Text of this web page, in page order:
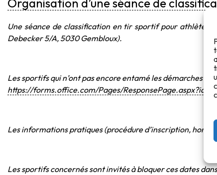
Organisation d’une séance de
Une séance de classification en tir sportif pour athlètes
Debecker 5/A, 5030 Gembloux).
Les sportifs qui n’ont pas encore entamé les démarches
https://forms.office.com/Pages/
Les informations pratiques (procédure d’inscription,
Les sportifs concernés sont invités à bloquer ces dates